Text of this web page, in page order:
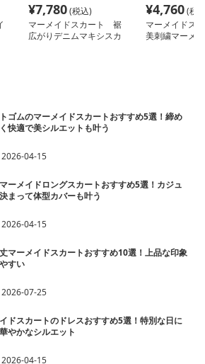
¥7,780(税込)
マーメイドスカート 裾
広がりデニムマキシスカ
¥4,760(税
マーメイドス
美刺繍マーメ
ゴムのマーメイドスカートおすすめ5選！締め
快適で美シルエットも叶う
2026-04-15
ーメイドロングスカートおすすめ5選！カジュ
まって体型カバーも叶う
2026-04-15
マーメイドスカートおすすめ10選！上品な印象
すい
2026-07-25
ドスカートのドレスおすすめ5選！特別な日に
やかなシルエット
2026-04-15